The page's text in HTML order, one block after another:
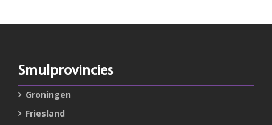
Smulprovincies
Groningen
Friesland